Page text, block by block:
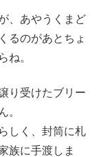
、あやうくまど
るのがあとちょ
ね。
り受けたブリー
。
しく、封筒に札
族に手渡しま